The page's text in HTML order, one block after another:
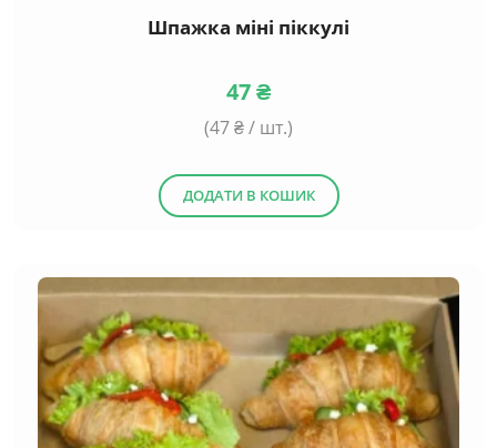
Шпажка міні піккулі
47₴
(47₴ / шт.)
ДОДАТИ В КОШИК